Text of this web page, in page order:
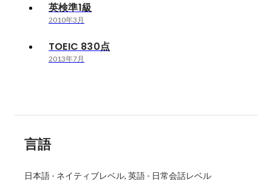
英検準1級
2010年3月
TOEIC 830点
2013年7月
言語
日本語 - ネイティブレベル 英語 - 日常会話レベル